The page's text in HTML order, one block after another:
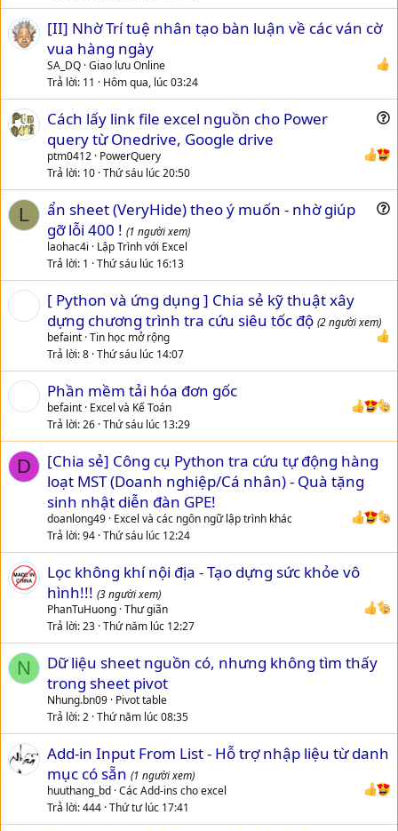
[II] Nhờ Trí tuệ nhân tạo bàn luận về các ván cờ
vua hàng ngày
SA_DQ Giao lưu Online
Trả lời 11 Hôm qua, lúc 03:24
e
t
i
Cách lấy link file excel nguồn cho Power
query từ Onedrive, Google drive
ptm0412 PowerQuery
Trả lời 10 Thứ sáu lúc 20:50
L
t
ẩn sheet (VeryHide) theo ý muốn - nhờ giúp
gỡ lỗi 400 ! (1 người xem)
laohac4i
Lập Trình với Excel
Trả lời 1 Thứ sáu lúc 16:13
[ Python và ứng dụng ] Chia sẻ kỹ thuật xây
dựng chương trình tra cứu siêu tốc độ (2 người xem)
befaint Tin học mở rộng
Trả lời 8 Thứ sáu lúc 14:07
Phần mềm tải hóa đơn gốc
befaint Excel và Kế Toán
Trả lời 26 Thứ sáu lúc 13:29
D
[Chia sẻ] Công cụ Python tra cứu tự động hàng
loạt MST (Doanh nghiệp/Cá nhân) - Quà tặng
sinh nhật diễn đàn GPE!
doanlong49 Excel và các ngôn ngữ lập trình khác
Trả lời 94 Thứ sáu lúc 12:24
Lọc không khí nội địa - Tạo dựng sức khỏe vô
hình!!! (3 người xem)
PhanTuHuong Thư giãn
Trả lời 23 Thứ năm lúc 12:27
N
Dữ liệu sheet nguồn có, nhưng không tìm thấy
trong sheet pivot
Nhung.bn09 Pivot table
Trả lời 2 Thứ năm lúc 08:35
Add-in Input From List - Hỗ trợ nhập liệu từ danh
mục có sẵn (1 người xem)
huuthang_bd Các Add-ins cho excel
Trả lời 444 Thứ tư lúc 17:41